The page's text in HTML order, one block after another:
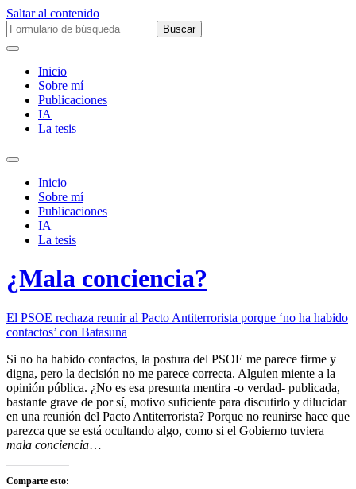
Saltar al contenido
Buscar:
Inicio
Sobre mí­
Publicaciones
IA
La tesis
Alternar
campo
búsqueda
Inicio
Sobre mí­
Publicaciones
IA
La tesis
¿Mala conciencia?
El PSOE rechaza reunir al Pacto Antiterrorista porque ‘no ha habido
contactos’ con Batasuna
Si no ha habido contactos, la postura del PSOE me parece firme y
digna, pero la decisión no me parece correcta. Alguien miente a la
opinión pública. ¿No es esa presunta mentira -o verdad- publicada,
bastante grave de por sí, motivo suficiente para discutirlo y dilucidar
en una reunión del Pacto Antiterrorista? Porque no reunirse hace que
parezca que se está ocultando algo, como si el Gobierno tuviera
mala conciencia…
Comparte esto: